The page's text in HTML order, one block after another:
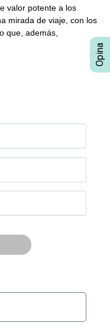
valor potente a los
mirada de viaje, con los
que, además,